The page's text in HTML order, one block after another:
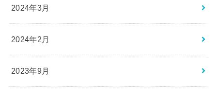
2024年3月
2024年2月
2023年9月